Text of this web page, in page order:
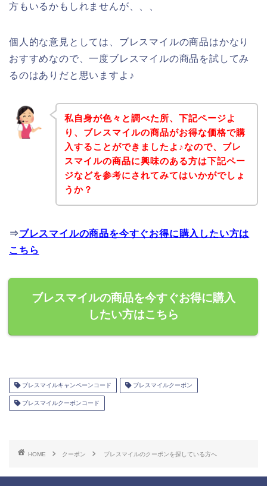
方もいるかもしれませんが、、、
個人的な意見としては、ブレスマイルの商品はかなり
おすすめなので、一度ブレスマイルの商品を試してみ
るのはありだと思いますよ♪
私自身が色々と調べた所、下記ページよ
り、ブレスマイルの商品がお得な価格で購
入することができましたよ♪なので、ブレ
スマイルの商品に興味のある方は下記ペー
ジなどを参考にされてみてはいかがでしょ
うか？
⇒ブレスマイルの商品を今すぐお得に購入したい方は
こちら
ブレスマイルの商品を今すぐお得に購入
したい方はこちら
ブレスマイルキャンペーンコード ブレスマイルクーポン
ブレスマイルクーポンコード
HOME クーポン ブレスマイルのクーポンを探している方へ